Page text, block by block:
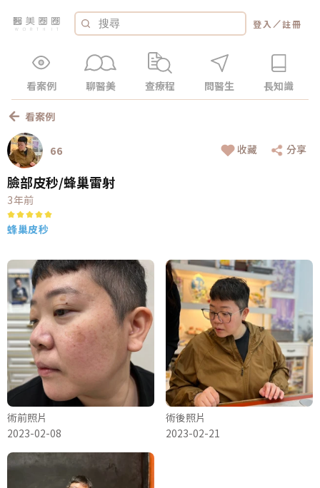
登入 ／註冊
看案例 聊醫美 查療程 問醫生 長知識
看案例
66 收藏 分享
臉部皮秒/蜂巢雷射
3年前
蜂巢皮秒
術前照片
2023-02-08
術後照片
2023-02-21